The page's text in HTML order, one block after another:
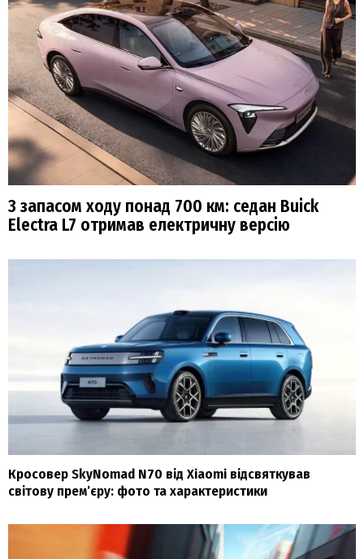
З запасом ходу понад 700 км: седан Buick
Electra L7 отримав електричну версію
Кросовер SkyNomad N70 від Xiaomi відсвяткував
світову прем’єру: фото та характеристики